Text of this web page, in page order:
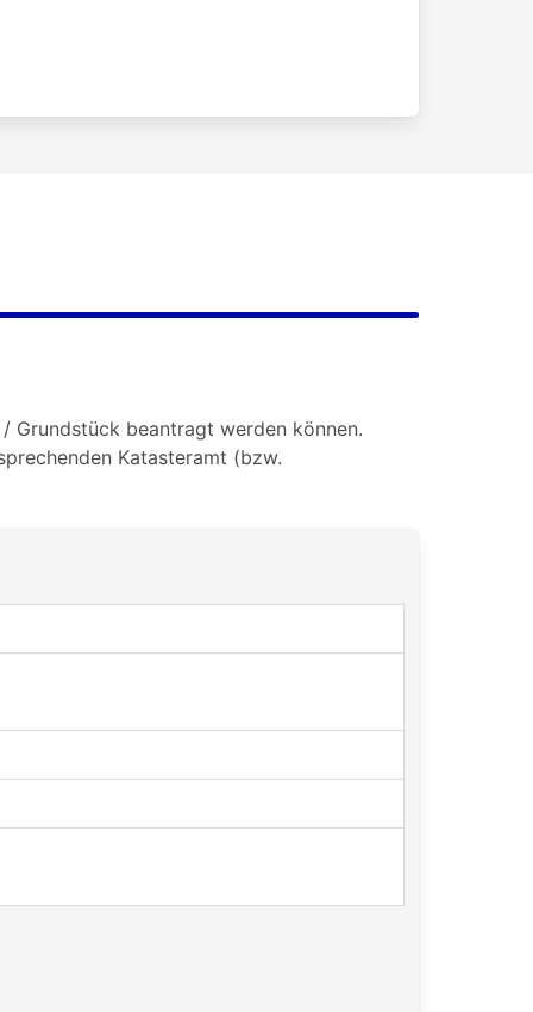
Grundstück beantragt werden können.
Katasteramt (bzw.